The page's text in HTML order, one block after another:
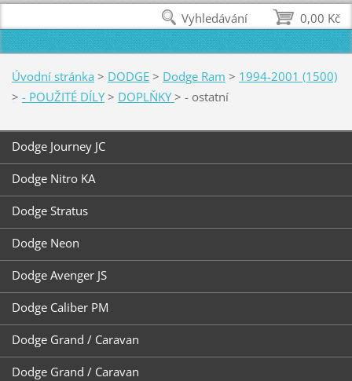
Úvodní stránka > DODGE > Dodge Ram > 1994-2001 (1500)
> - POUŽITÉ DÍLY > DOPLŇKY> - ostatní
Dodge Journey JC
Dodge Nitro KA
Dodge Stratus
Dodge Neon
Dodge Avenger JS
Dodge Caliber PM
Dodge Grand / Caravan
Dodge Grand / Caravan
0,00 Kč
Vyhledávání